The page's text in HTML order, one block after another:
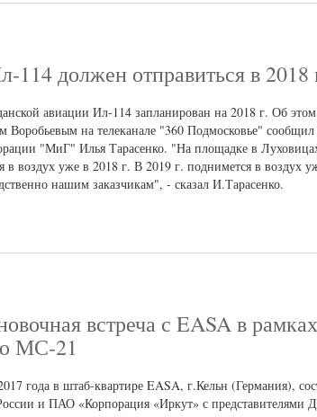
114 должен отправиться в 2018
авиации Ил-114 запланирован на 2018 г. Об
Воробьевым на телеканале "360 Подмосковье"
"МиГ" Илья Тарасенко. "На площадке в
в воздух уже в 2018 г. В 2019 г. поднимется в воздух
нашим заказчикам", - сказал И.Тарасенко.
встреча с EASA в
МС-21
года в штаб-квартире EASA, г.Кельн (Германия),
и ПАО «Корпорация «Иркут» с представителями